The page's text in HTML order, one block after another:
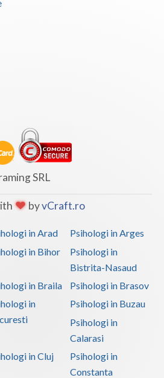
SRL
byvCraft.ro
in Arad
Psihologi in Arges
in Bihor
Psihologi in
Bistrita-Nasaud
in Braila
Psihologi in Brasov
in
Psihologi in Buzau
Psihologi in
Calarasi
in Cluj
Psihologi in
Constanta